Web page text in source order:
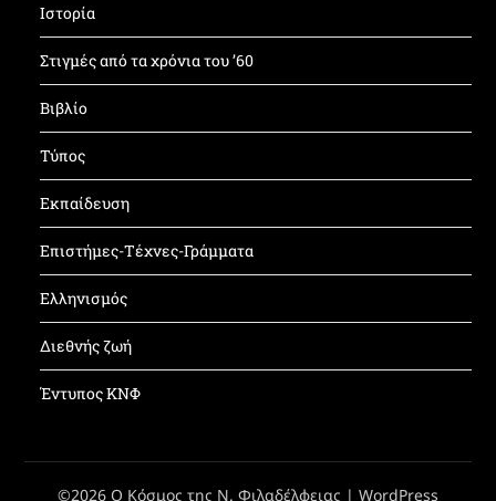
Ιστορία
Στιγμές από τα χρόνια του ’60
Βιβλίο
Τύπος
Εκπαίδευση
Επιστήμες-Τέχνες-Γράμματα
Ελληνισμός
Διεθνής ζωή
Έντυπος ΚΝΦ
©2026 Ο Κόσμος της Ν. Φιλαδέλφειας | WordPress